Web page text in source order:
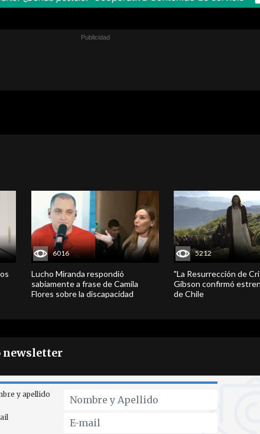
6016
Lucho Miranda respondió
sabiamente a frase de Camila
Flores sobre la discapacidad
5212
"La Resurrección de
Gibson confirmó
de Chile
newsletter
y apellido